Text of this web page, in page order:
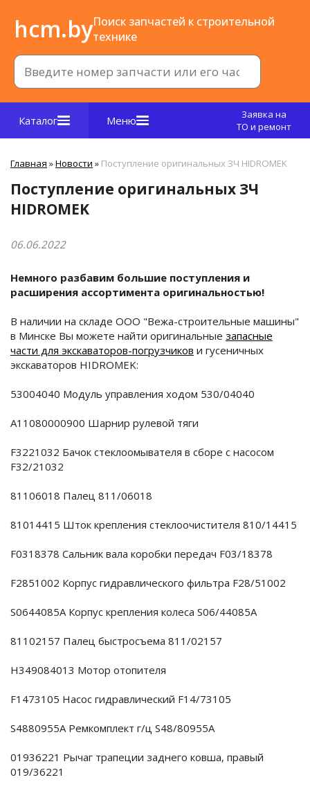
hcm.byПоиск запчастей к строительной
технике
Каталог Меню
Заявка на
ТО и ремонт
Главная »Новости » Поступление оригинальных ЗЧ HIDROMEK
Поступление оригинальных ЗЧ
HIDROMEK
06.06.2022
Немного разбавим большие поступления и
расширения ассортимента оригинальностью!
В наличии на складе ООО "Вежа-строительные машины"
в Минске Вы можете найти оригинальные запасные
части для экскаваторов-погрузчиков и гусеничных
экскаваторов HIDROMEK:
53004040 Модуль управления ходом 530/04040
A11080000900 Шарнир рулевой тяги
F3221032 Бачок стеклоомывателя в сборе с насосом
F32/21032
81106018 Палец 811/06018
81014415 Шток крепления стеклоочистителя 810/14415
F0318378 Сальник вала коробки передач F03/18378
F2851002 Корпус гидравлического фильтра F28/51002
S0644085A Корпус крепления колеса S06/44085A
81102157 Палец быстросъема 811/02157
H349084013 Мотор отопителя
F1473105 Насос гидравлический F14/73105
S4880955A Ремкомплект г/ц S48/80955A
01936221 Рычаг трапеции заднего ковша, правый
019/36221